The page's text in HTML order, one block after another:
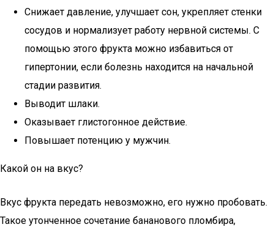
Снижает давление, улучшает сон, укрепляет стенки
сосудов и нормализует работу нервной системы. С
помощью этого фрукта можно избавиться от
гипертонии, если болезнь находится на начальной
стадии развития.
Выводит шлаки.
Оказывает глистогонное действие.
Повышает потенцию у мужчин.
Какой он на вкус?
Вкус фрукта передать невозможно, его нужно пробовать.
Такое утонченное сочетание бананового пломбира,